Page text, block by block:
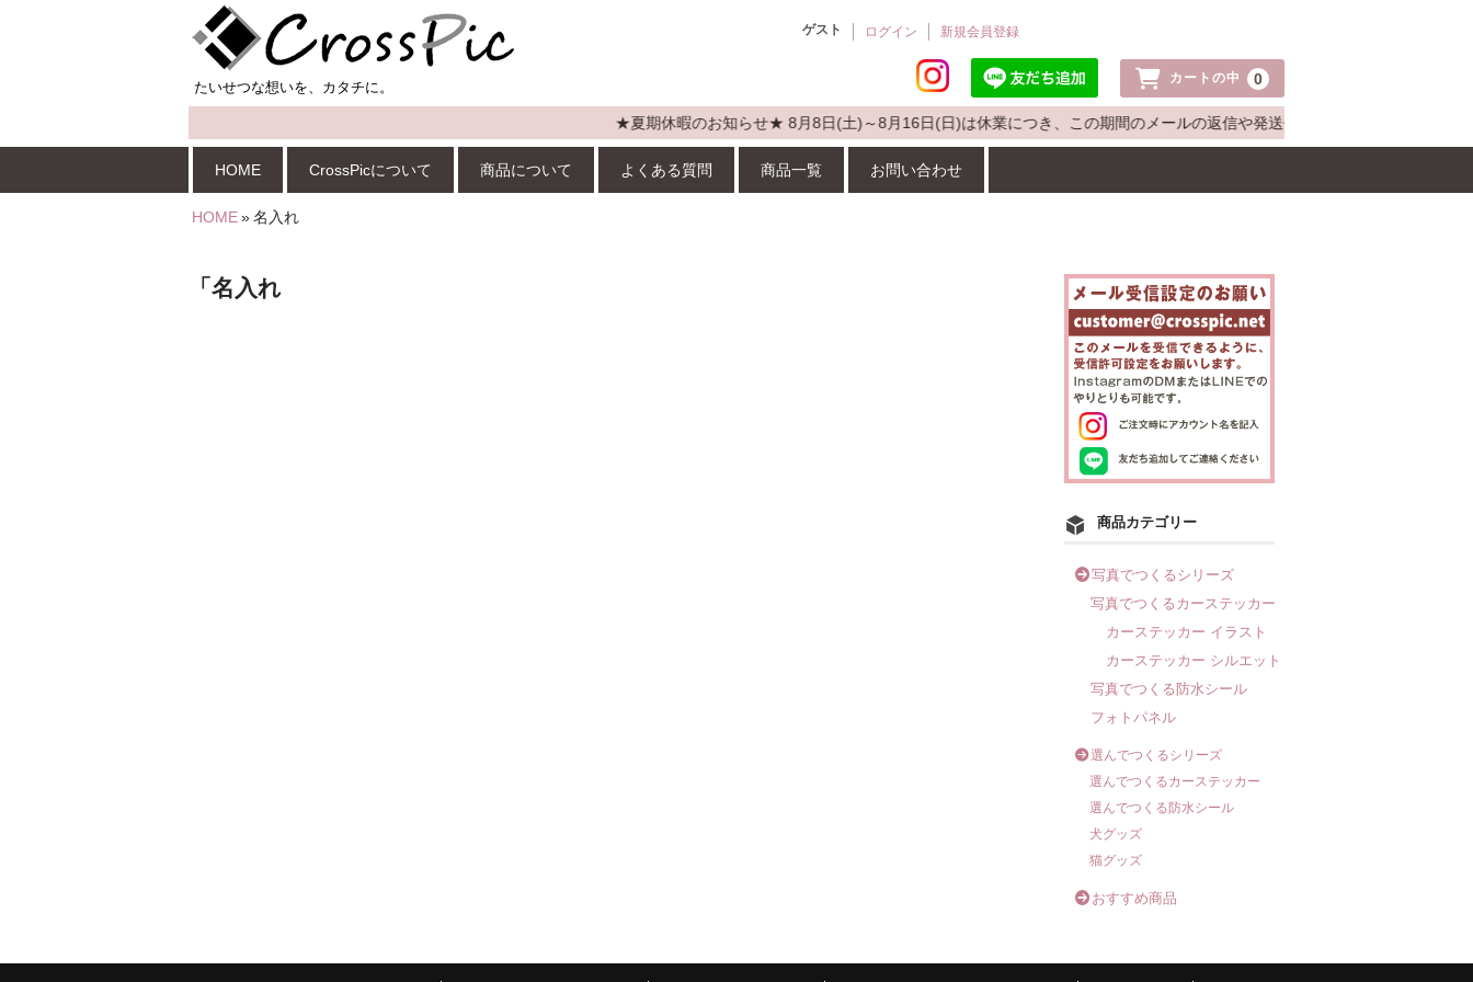
ゲスト ログイン 新規会員登録
カートの中 0
★夏期休暇のお知らせ★ 8月8日(土)～8月16日(日)は休業につき、この期間のメールの返信や発送作業は8月17日(月)からとさ
HOME CrossPicについて 商品について よくある質問 商品一覧 お問い合わせ
HOME»名入れ
「名入れ
商品カテゴリー
写真でつくるシリーズ
写真でつくるカーステッカー
カーステッカー イラスト
カーステッカー シルエット
写真でつくる防水シール
フォトパネル
選んでつくるシリーズ
選んでつくるカーステッカー
選んでつくる防水シール
犬グッズ
猫グッズ
おすすめ商品